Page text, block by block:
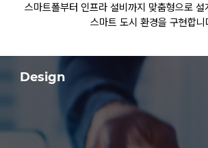
스마트폴부터 인프라 설비까지 맞춤형으로 설
스마트 도시 환경을 구현합니
Design